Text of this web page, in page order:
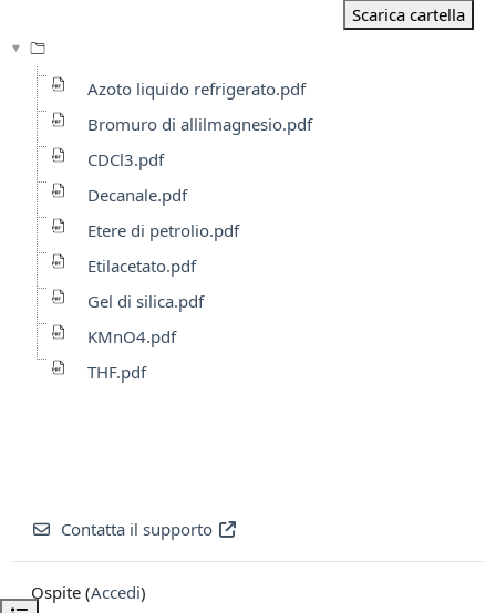
Scarica cartella
Azoto liquido refrigerato.pdf
Bromuro di allilmagnesio.pdf
CDCl3.pdf
Decanale.pdf
Etere di petrolio.pdf
Etilacetato.pdf
Gel di silica.pdf
KMnO4.pdf
THF.pdf
Contatta il supporto
Ospite (Accedi)